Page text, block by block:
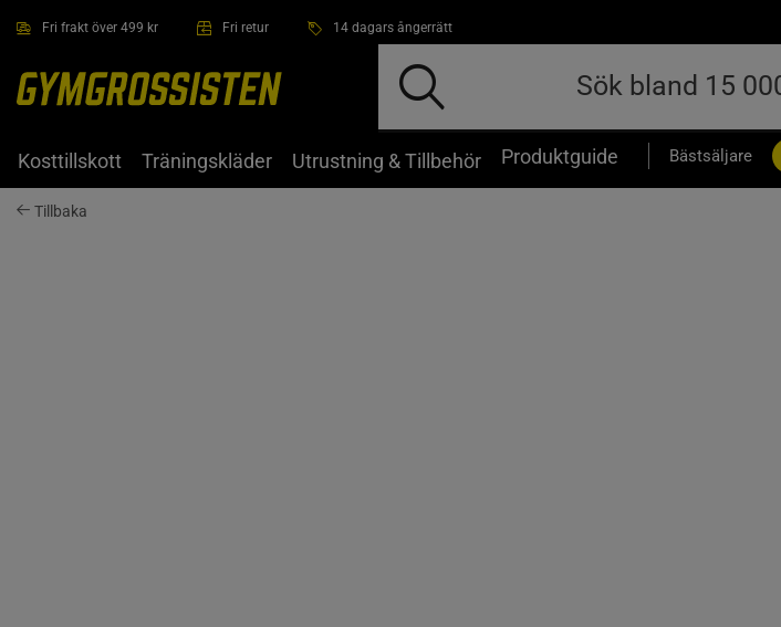
Fri frakt över 499 kr Fri retur 14 dagars ångerrätt
Kosttillskott Träningskläder Utrustning & Tillbehör Produktguide Bästsäljare
Tillbaka